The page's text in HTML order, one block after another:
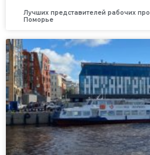
Лучших представителей рабочих
Поморье